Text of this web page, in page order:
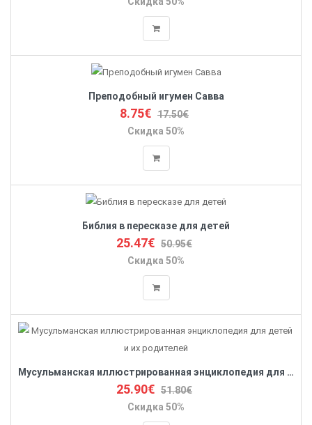
Преподобный игумен Савва
8.75€ 17.50€
Скидка 50%
Библия в пересказе для детей
25.47€ 50.95€
Скидка 50%
Мусульманская иллюстрированная энциклопедия для детей и их родителей
25.90€ 51.80€
Скидка 50%